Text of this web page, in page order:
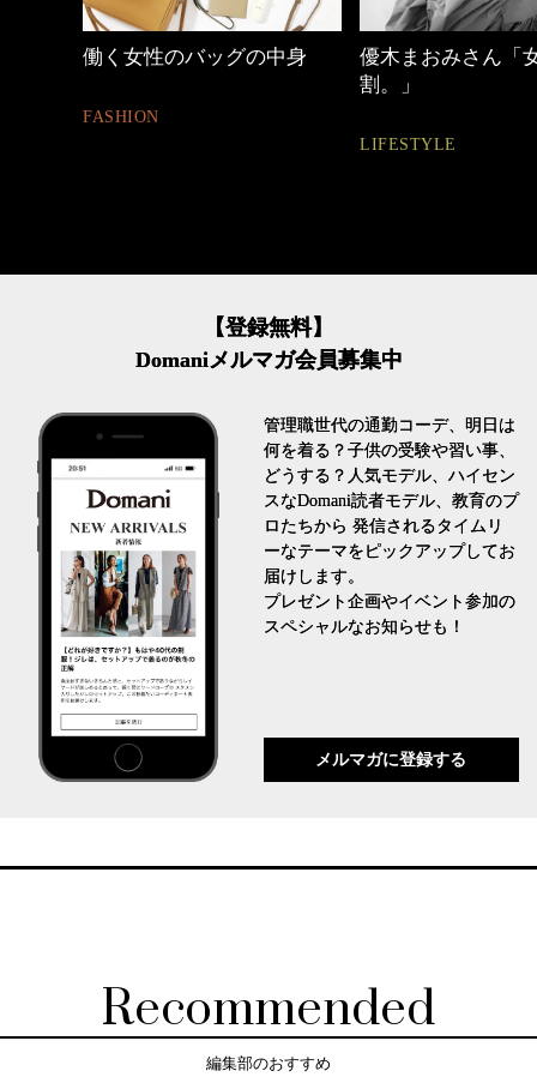
働く女性のバッグの中身
FASHION
優木まおみさん「
割。」
LIFESTYLE
【登録無料】
Domaniメルマガ会員募集中
管理職世代の通勤コーデ、明日は
何を着る？子供の受験や習い事、
どうする？人気モデル、ハイセン
スなDomani読者モデル、教育のプ
ロたちから 発信されるタイムリ
ーなテーマをピックアップしてお
届けします。
プレゼント企画やイベント参加の
スペシャルなお知らせも！
メルマガに登録する
Recommended
編集部のおすすめ